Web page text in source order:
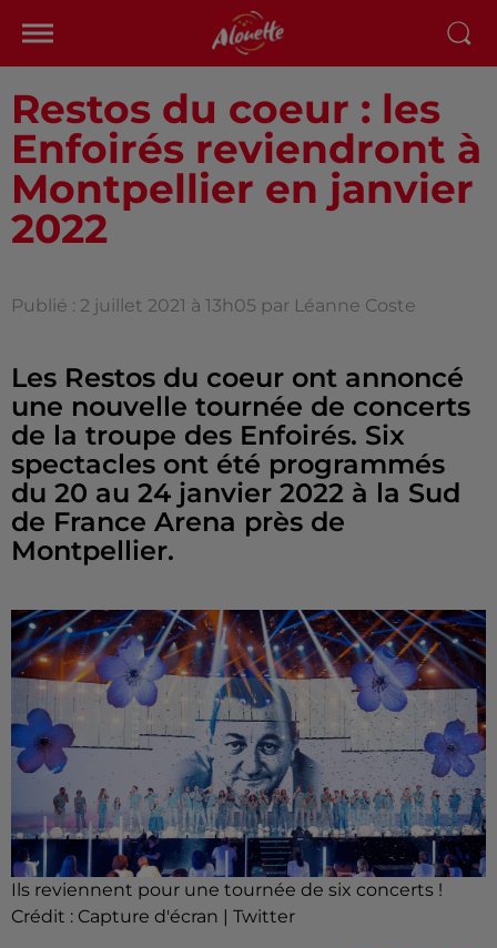
Restos du coeur : les
Enfoirés reviendront à
Montpellier en janvier
2022
Publié : 2 juillet 2021 à 13h05 par Léanne Coste
Les Restos du coeur ont annoncé
une nouvelle tournée de concerts
de la troupe des Enfoirés. Six
spectacles ont été programmés
du 20 au 24 janvier 2022 à la Sud
de France Arena près de
Montpellier.
Ils reviennent pour une tournée de six concerts !
Crédit : Capture d'écran | Twitter